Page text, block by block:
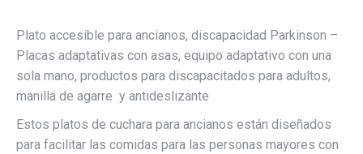
Plato accesible para ancianos, discapacidad Parkinson –
Placas adaptativas con asas, equipo adaptativo con una
sola mano, productos para discapacitados para adultos,
manilla de agarre y antideslizante
Estos platos de cuchara para ancianos están diseñados
para facilitar las comidas para las personas mayores con